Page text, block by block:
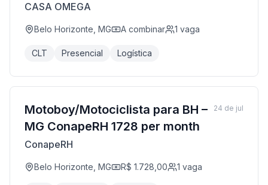
CASA OMEGA
Belo Horizonte, MG A combinar 1 vaga
CLT Presencial Logística
Motoboy/Motociclista para BH –
MG ConapeRH 1728 per month
ConapeRH
Belo Horizonte, MG R$ 1.728,00 1 vaga
24 de jul